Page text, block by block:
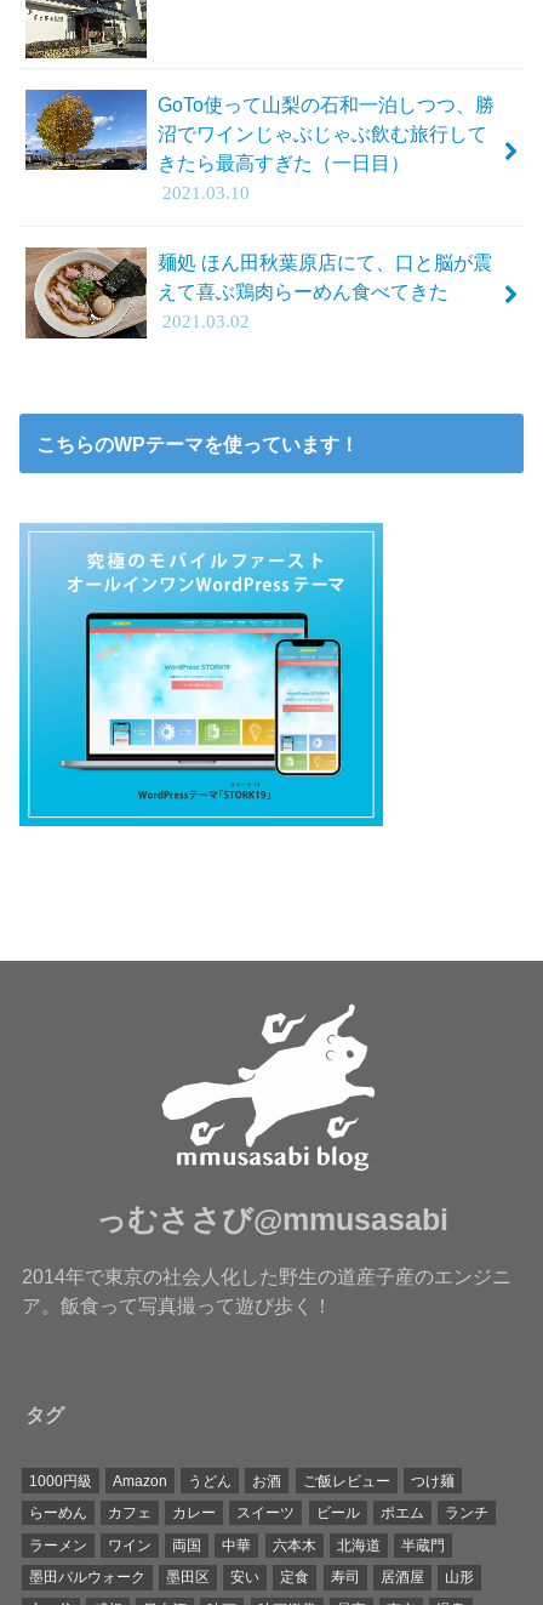
GoTo使って山梨の石和一泊しつつ、勝
沼でワインじゃぶじゃぶ飲む旅行して
きたら最高すぎた（一日目）
2021.03.10
麺処 ほん田秋葉原店にて、口と脳が震
えて喜ぶ鶏肉らーめん食べてきた
2021.03.02
こちらのWPテーマを使っています！
っむささび@mmusasabi
2014年で東京の社会人化した野生の道産子産のエンジニ
ア。飯食って写真撮って遊び歩く！
タグ
1000円級 Amazon うどん お酒 ご飯レビュー
つけ麺
らーめん
カフェ カレー スイーツ ビール ポエム
ランチ
ラーメン
ワイン 両国 中華 六本木 北海道
半蔵門
墨田バルウォーク
墨田区 安い 定食 寿司 居酒屋
山形